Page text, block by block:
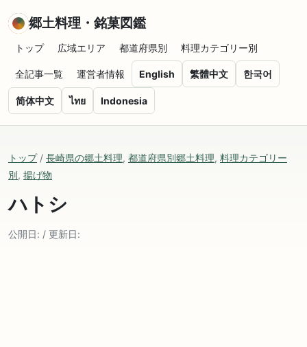
郷土料理・銘菓図鑑
トップ 広域エリア 都道府県別 料理カテゴリー別
全記事一覧 運営者情報 English 繁體中文 한국어
简体中文 ไทย Indonesia
トップ/ 長崎県の郷土料理, 都道府県別郷土料理, 料理カテゴリー
別, 揚げ物
ハトシ
公開日: / 更新日: